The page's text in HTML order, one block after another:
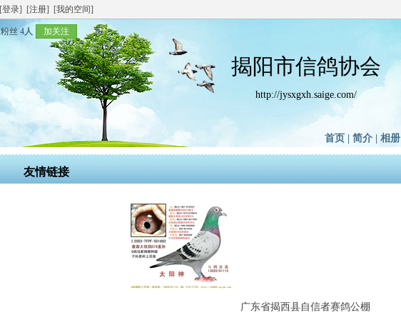
[登录] [注册] [我的空间]
粉丝 4人 加关注
揭阳市信鸽协会
http://jysxgxh.saige.com/
首页 简介 相册
友情链接
广东省揭西县自信者赛鸽公棚